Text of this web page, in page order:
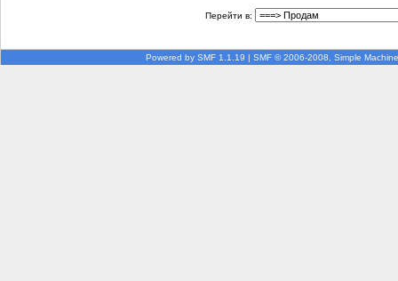
Перейти в:
Powered by SMF 1.1.19 | SMF © 2006-2008, Simple